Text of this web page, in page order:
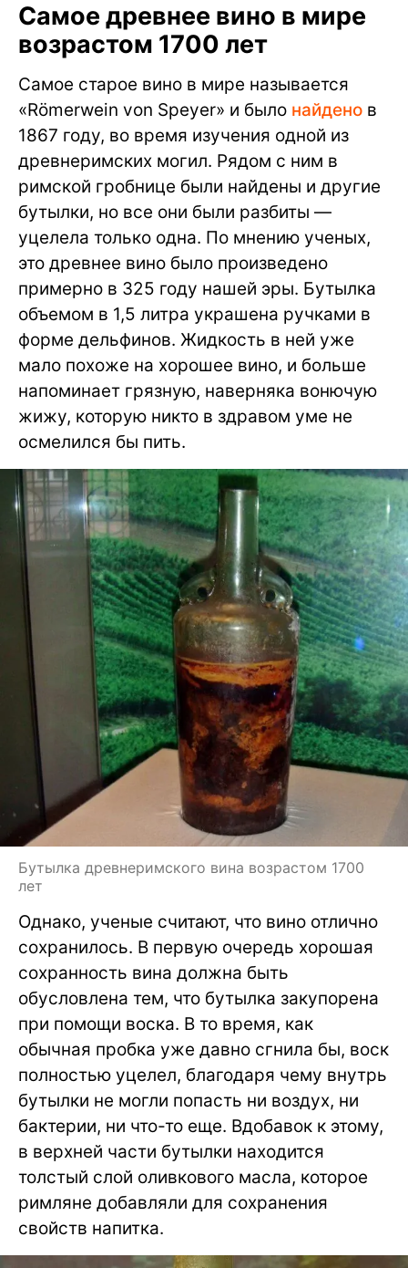
Самое древнее вино в мире
возрастом 1700 лет
Самое старое вино в мире называется
«Römerwein von Speyer» и было найдено в
1867 году, во время изучения одной из
древнеримских могил. Рядом с ним в
римской гробнице были найдены и другие
бутылки, но все они были разбиты —
уцелела только одна. По мнению ученых,
это древнее вино было произведено
примерно в 325 году нашей эры. Бутылка
объемом в 1,5 литра украшена ручками в
форме дельфинов. Жидкость в ней уже
мало похоже на хорошее вино, и больше
напоминает грязную, наверняка вонючую
жижу, которую никто в здравом уме не
осмелился бы пить.
Бутылка древнеримского вина возрастом 1700
лет
Однако, ученые считают, что вино отлично
сохранилось. В первую очередь хорошая
сохранность вина должна быть
обусловлена тем, что бутылка закупорена
при помощи воска. В то время, как
обычная пробка уже давно сгнила бы, воск
полностью уцелел, благодаря чему внутрь
бутылки не могли попасть ни воздух, ни
бактерии, ни что-то еще. Вдобавок к этому,
в верхней части бутылки находится
толстый слой оливкового масла, которое
римляне добавляли для сохранения
свойств напитка.